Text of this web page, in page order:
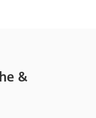
&